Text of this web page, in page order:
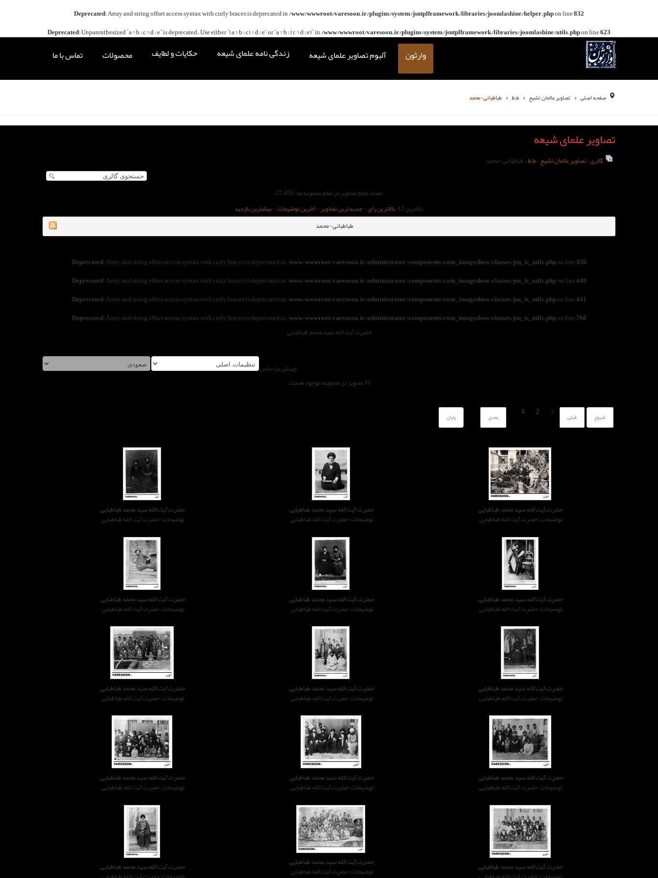
Deprecated: Array and string offset access syntax with curly braces is deprecated in/www/wwwroot/varesoon.ir/plugins/system/jsntplframework/libraries/joomlashine/helper.phpon line832
Deprecated: Unparenthesized `a ? b : c ? d : e` is deprecated. Use either `(a ? b : c) ? d : e` or `a ? b : (c ? d : e)` in/www/wwwroot/varesoon.ir/plugins/system/jsntplframework/libraries/joomlashine/utils.phpon line623
وارثون آلبوم تصاویر علمای شیعه زندگی نامه علمای شیعه حکایات و لطایف محصولات تماس با ما
صفحه اصلی تصاویر عالمان تشیع ط،ظ طباطبائی-محمد
تصاویر علمای شیعه
گالری»تصاویر عالمان تشیع»ط،ظ» طباطبائی-محمد
تعداد تمام تصاویر در تمام مجموعه ها: 27.451
بالاترین 12:
بالاترین رای-جدیدترین تصاویر-آخرین توضیحات-بیشترین بازدید
طباطبائی-محمد
Deprecated: Array and string offset access syntax with curly braces is deprecated in/www/wwwroot/varesoon.ir/administrator/components/com_imageshow/classes/jsn_is_utils.phpon line436
Deprecated: Array and string offset access syntax with curly braces is deprecated in/www/wwwroot/varesoon.ir/administrator/components/com_imageshow/classes/jsn_is_utils.phpon line440
Deprecated: Array and string offset access syntax with curly braces is deprecated in/www/wwwroot/varesoon.ir/administrator/components/com_imageshow/classes/jsn_is_utils.phpon line441
Deprecated: Array and string offset access syntax with curly braces is deprecated in/www/wwwroot/varesoon.ir/administrator/components/com_imageshow/classes/jsn_is_utils.phpon line768
حضرت آیت الله سید محمد طباطبایی
چینش براساس
35 تصویر در مجموعه موجود هست.
شروع قبلی 1
2
3 بعدی پایان
حضرت آیت الله سید محمد طباطبایی
توضیحات: حضرت آیت الله طباطبایی
حضرت آیت الله سید محمد طباطبایی
توضیحات: حضرت آیت الله طباطبایی
حضرت آیت الله سید محمد طباطبایی
توضیحات: حضرت آیت الله طباطبایی
حضرت آیت الله سید محمد طباطبایی
توضیحات: حضرت آیت الله طباطبایی
حضرت آیت الله سید محمد طباطبایی
توضیحات: حضرت آیت الله طباطبایی
حضرت آیت الله سید محمد طباطبایی
توضیحات: حضرت آیت الله طباطبایی
حضرت آیت الله سید محمد طباطبایی
توضیحات: حضرت آیت الله طباطبایی
حضرت آیت الله سید محمد طباطبایی
توضیحات: حضرت آیت الله طباطبایی
حضرت آیت الله سید محمد طباطبایی
توضیحات: حضرت آیت الله طباطبایی
حضرت آیت الله سید محمد طباطبایی
توضیحات: حضرت آیت الله طباطبایی
حضرت آیت الله سید محمد طباطبایی
توضیحات: حضرت آیت الله طباطبایی
حضرت آیت الله سید محمد طباطبایی
توضیحات: حضرت آیت الله طباطبایی
حضرت آیت الله سید محمد طباطبایی حضرت آیت الله سید محمد طباطبایی
توضیحات: حضرت آیت الله طباطبایی حضرت آیت الله سید محمد طباطبایی